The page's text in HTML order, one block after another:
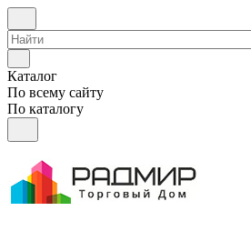
Каталог
По всему сайту
По каталогу